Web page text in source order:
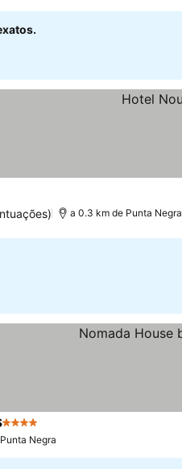
a 0.3 km de Punta Negra
4 Estrelas
Negra